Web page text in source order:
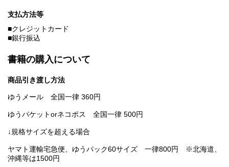
支払方法等
■クレジットカード
■銀行振込
書籍の購入について
商品引き渡し方法
ゆうメール 全国一律 360円
ゆうパケットorネコポス 全国一律 500円
↓規格サイズを超える場合
ヤマト運輸宅急便、ゆうパック60サイズ 一律800円 ※北海道、
沖縄等は1500円